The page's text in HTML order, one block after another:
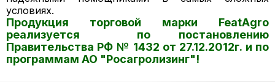
условиях.
Продукция торговой марки FeatAgro
реализуется по постановлению
Правительства РФ № 1432 от 27.12.2012г. и по
программам АО "Росагролизинг"!